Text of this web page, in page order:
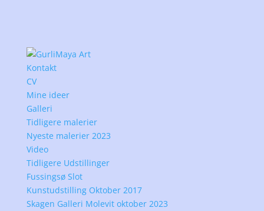
Kontakt
CV
Mine ideer
Galleri
Tidligere malerier
Nyeste malerier 2023
Video
Tidligere Udstillinger
Fussingsø Slot
Kunstudstilling Oktober 2017
Skagen Galleri Molevit oktober 2023